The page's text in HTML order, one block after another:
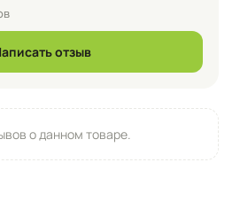
отзыв
о данном товаре.